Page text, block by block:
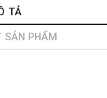
TẢ
SẢN PHẨM